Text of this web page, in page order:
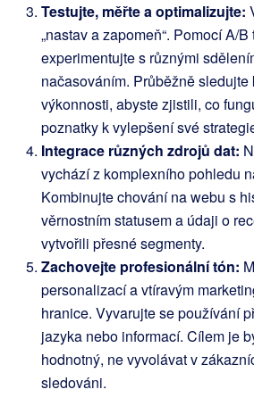
Testujte, měřte a optimalizujte:
„nastav a zapomeň“. Pomocí A/
experimentujte s různými
načasováním. Průběžně
výkonnosti, abyste zjistili, co
poznatky k vylepšení své
Integrace různých zdrojů dat:
vychází z komplexního pohledu
Kombinujte chování na webu s
věrnostním statusem a údaji o
vytvořili přesné segmenty.
Zachovejte profesionální tón:
personalizací a vtíravým
hranice. Vyvarujte se používání
jazyka nebo informací. Cílem je
hodnotný, ne vyvolávat v
sledováni.